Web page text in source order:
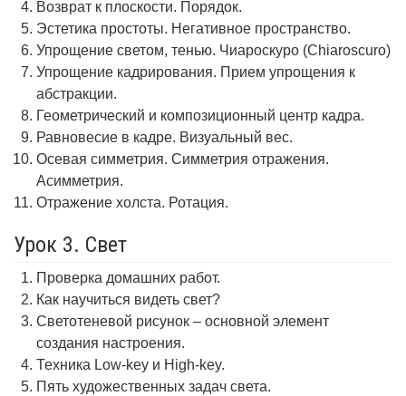
Возврат к плоскости. Порядок.
Эстетика простоты. Негативное пространство.
Упрощение светом, тенью. Чиароскуро (Chiaroscuro)
Упрощение кадрирования. Прием упрощения к
абстракции.
Геометрический и композиционный центр кадра.
Равновесие в кадре. Визуальный вес.
Осевая симметрия. Симметрия отражения.
Асимметрия.
Отражение холста. Ротация.
Урок 3. Свет
Проверка домашних работ.
Как научиться видеть свет?
Светотеневой рисунок – основной элемент
создания настроения.
Техника Low-key и High-key.
Пять художественных задач света.